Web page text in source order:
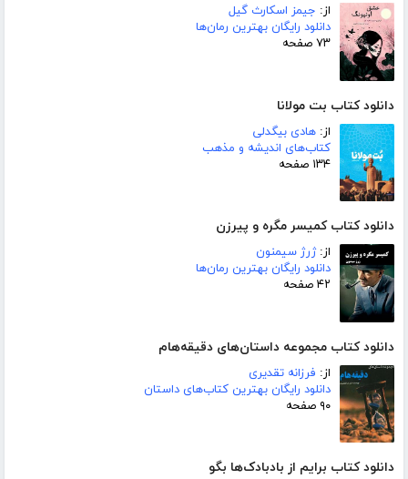
از: جیمز اسکارث گیل
دانلود رایگان بهترین رمان‌ها
۷۳ صفحه
دانلود کتاب بت مولانا
از: هادی بیگدلی
کتاب‌های اندیشه و مذهب
۱۳۴ صفحه
دانلود کتاب کمیسر مگره و پیرزن
از:ژرژ سیمنون
دانلود رایگان بهترین رمان‌ها
۴۲ صفحه
دانلود کتاب مجموعه داستان‌های دقیقه‌هام
از: فرزانه تقدیری
دانلود رایگان بهترین کتاب‌های داستان
۹۰ صفحه
دانلود کتاب برایم از بادبادک‌ها بگو